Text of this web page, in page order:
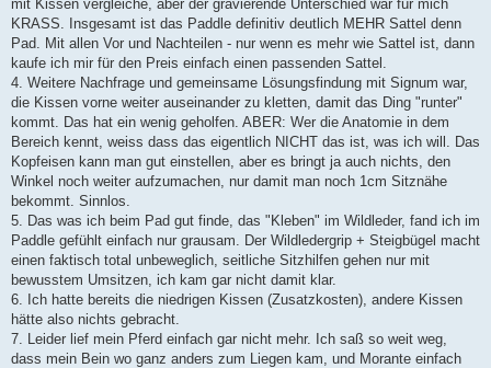
mit Kissen vergleiche, aber der gravierende Unterschied war für mich
KRASS. Insgesamt ist das Paddle definitiv deutlich MEHR Sattel denn
Pad. Mit allen Vor und Nachteilen - nur wenn es mehr wie Sattel ist, dann
kaufe ich mir für den Preis einfach einen passenden Sattel.
4. Weitere Nachfrage und gemeinsame Lösungsfindung mit Signum war,
die Kissen vorne weiter auseinander zu kletten, damit das Ding "runter"
kommt. Das hat ein wenig geholfen. ABER: Wer die Anatomie in dem
Bereich kennt, weiss dass das eigentlich NICHT das ist, was ich will. Das
Kopfeisen kann man gut einstellen, aber es bringt ja auch nichts, den
Winkel noch weiter aufzumachen, nur damit man noch 1cm Sitznähe
bekommt. Sinnlos.
5. Das was ich beim Pad gut finde, das "Kleben" im Wildleder, fand ich im
Paddle gefühlt einfach nur grausam. Der Wildledergrip + Steigbügel macht
einen faktisch total unbeweglich, seitliche Sitzhilfen gehen nur mit
bewusstem Umsitzen, ich kam gar nicht damit klar.
6. Ich hatte bereits die niedrigen Kissen (Zusatzkosten), andere Kissen
hätte also nichts gebracht.
7. Leider lief mein Pferd einfach gar nicht mehr. Ich saß so weit weg,
dass mein Bein wo ganz anders zum Liegen kam, und Morante einfach